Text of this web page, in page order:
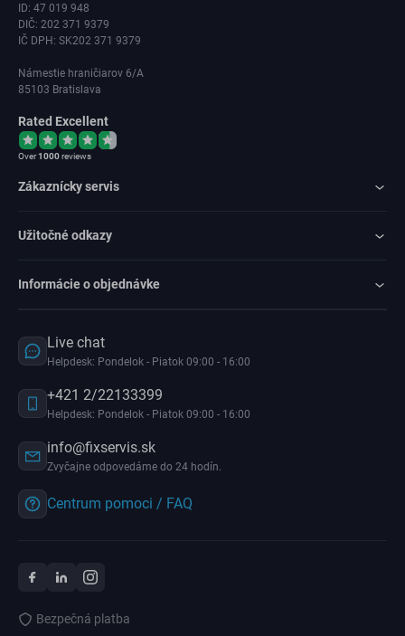
ID: 47 019 948
DIČ: 202 371 9379
IČ DPH: SK202 371 9379
Námestie hraničiarov 6/A
85103 Bratislava
Rated Excellent
Over1000reviews
Zákaznícky servis
Užitočné odkazy
Informácie o objednávke
Live chat
Helpdesk: Pondelok - Piatok 09:00 - 16:00
+421 2/22133399
Helpdesk: Pondelok - Piatok 09:00 - 16:00
info@fixservis.sk
Zvyčajne odpovedáme do 24 hodín.
Centrum pomoci / FAQ
Bezpečná platba